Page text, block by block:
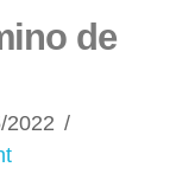
de
2022